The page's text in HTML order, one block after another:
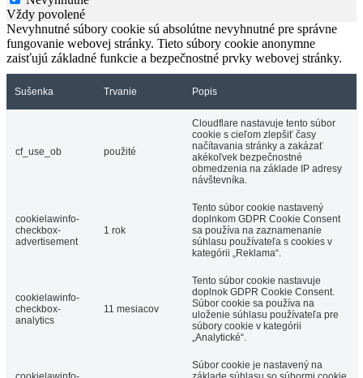
Vždy povolené
Nevyhnutné súbory cookie sú absolútne nevyhnutné pre správne
fungovanie webovej stránky. Tieto súbory cookie anonymne
zaisťujú základné funkcie a bezpečnostné prvky webovej stránky.
Sušenka Trvanie Popis
cf_use_ob použité
Cloudflare nastavuje tento súbor
cookie s cieľom zlepšiť časy
načítavania stránky a zakázať
akékoľvek bezpečnostné
obmedzenia na základe IP adresy
návštevníka.
cookielawinfo-
checkbox-
advertisement
1 rok
Tento súbor cookie nastavený
doplnkom GDPR Cookie Consent
sa používa na zaznamenanie
súhlasu používateľa s cookies v
kategórii „Reklama“.
cookielawinfo-
checkbox-
analytics
11 mesiacov
Tento súbor cookie nastavuje
doplnok GDPR Cookie Consent.
Súbor cookie sa používa na
uloženie súhlasu používateľa pre
súbory cookie v kategórii
„Analytické“.
Súbor cookie je nastavený na